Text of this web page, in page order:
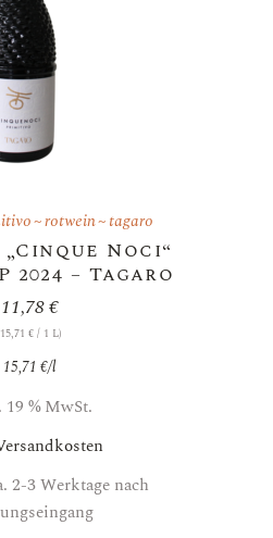
rotwein tagaro
Noci“
2024 – Tagaro
11,78€
15,71 €/ 1 L)
15,71 €/l
% MwSt.
2-3 Werktage nach